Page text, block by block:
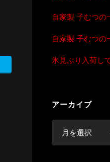
自家製 子むつの
自家製 子むつの
氷見ぶり入荷し
アーカイブ